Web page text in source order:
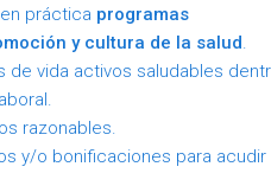
práctica programas
y cultura de la salud.
de vida activos saludables
razonables.
y/o bonificaciones para acudir